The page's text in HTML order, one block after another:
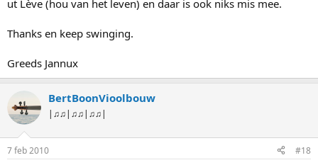
ut Lève (hou van het leven) en daar is ook niks mis mee.
Thanks en keep swinging.
Greeds Jannux
BertBoonVioolbouw
|♫♫|♫♫|♫♫|
7 feb 2010 #18